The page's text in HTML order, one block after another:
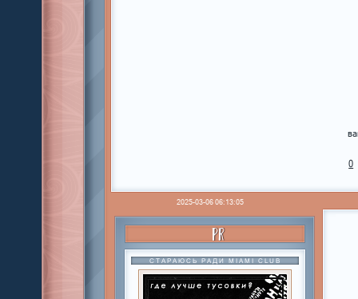
0
2025-03-06 06:13:05
PR
СТАРАЮСЬ РАДИ MIAMI CLUB